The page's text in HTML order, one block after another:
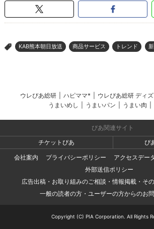
> KAB熊本朝日放送 商品サービス トレンド
ウレぴあ総研 ハピママ* ウレぴあ総研 ディ
うまいめし
うまいパン うまい肉
ぴあ関連サイト
チケットぴあ
ぴ
会社案内
プライバシーポリシー
アクセスデー
外部送信ポリシー
広告出稿・お取り組みのご相談・情報掲載・そ
一般の読者の方・ユーザーの方からのお
Copyright (C) PIA Corporation. All Rights